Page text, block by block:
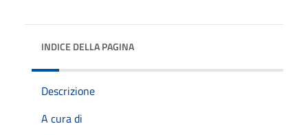
INDICE DELLA PAGINA
Descrizione
A cura di